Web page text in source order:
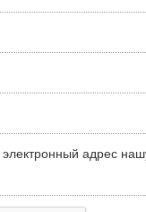
адрес